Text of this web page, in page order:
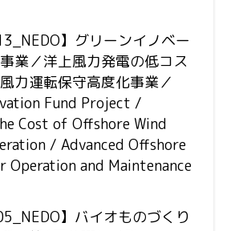
】グリーンイノベー
業／洋上風力発電の低コス
力運転保守高度化事業／
Fund Project /
Cost of Offshore Wind
/ Advanced Offshore
Operation and Maintenance
】バイオものづくり